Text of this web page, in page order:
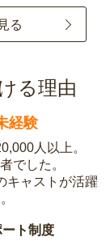
る
る理由
経験
人以上。
でした。
キャストが活躍
ト制度